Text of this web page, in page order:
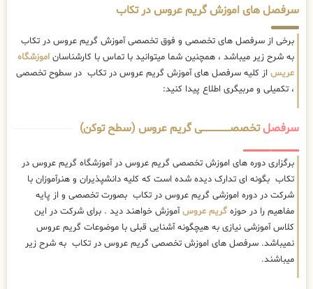
سرفصل های اموزش گریم عروس در تکاب
برخی از سرفصل های تخصصی و فوق تخصصی آموزش گریم عروس در تکاب
به شرح زیر میباشد ، همچنین شما میتوانید با تماس با کارشناسان اموزشگاه
عریس از کلیه سرفصل های آموزش گریم عروس در تکاب در سطوح تخصصی
، تکمیلی و مربیگری اطلاع پیدا کنید:
سرفصلتخصصــــــــــــــــــــی گریم عروس (سطح توکن)
برگزاری دوره های اموزش تخصصی گریم عروس در آموزشگاه گریم عروس در
تکاب بگونه ای تدارک دیده شده است که کلیه دانشپذیران و هنرآموزان با
شرکت در دوره اموزشی گریم عروس در تکاب بصورت تخصصی و از پایه
مفاهیم را در حوزه گریم عروسآموزش خواهند دید . برای شرکت در این
کلاس آموزشی نیازی به هیچگونه آشنایی قبلی با موضوعات گریم عروس
نمیباشد. سرفصل های اموزش تخصصی گریم عروس در تکاب به شرح زیر
میباشند.